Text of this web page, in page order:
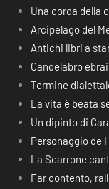
Una corda della
Arcipelago del
Antichi libri a
Candelabro
Termine
La vita è beata
Un dipinto di
Personaggio de
La Scarrone
Far contento,